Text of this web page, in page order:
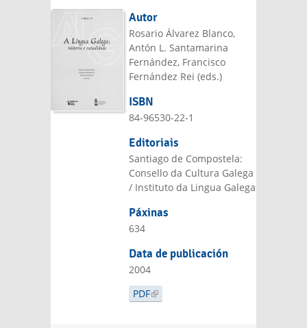
Autor
Rosario Álvarez Blanco,
Antón L. Santamarina
Fernández, Francisco
Fernández Rei (eds.)
ISBN
84-96530-22-1
Editoriais
Santiago de Compostela:
Consello da Cultura Galega
/ Instituto da Lingua Galega
Páxinas
634
Data de publicación
2004
PDF(LINK IS EXTERNAL)